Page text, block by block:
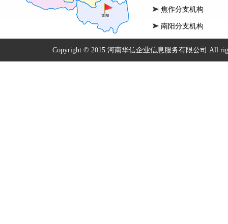
焦作分支机构
南阳分支机构
Copyright © 2015.河南华信企业信息服务有限公司 All